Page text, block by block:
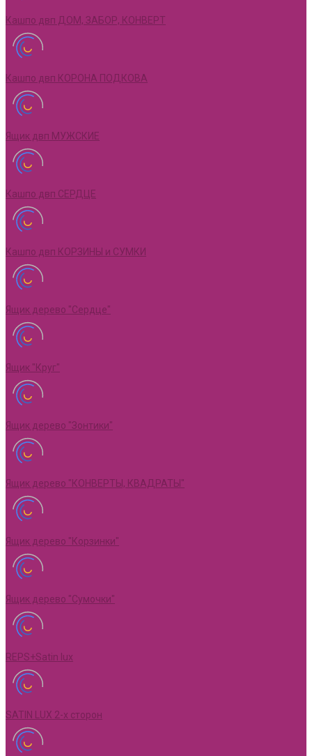
Кашпо двп ДОМ, ЗАБОР, КОНВЕРТ
Кашпо двп КОРОНА ПОДКОВА
Ящик двп МУЖСКИЕ
Кашпо двп СЕРДЦЕ
Кашпо двп КОРЗИНЫ и СУМКИ
Ящик дерево "Сердце"
Ящик "Круг"
Ящик дерево "Зонтики"
Ящик дерево "КОНВЕРТЫ, КВАДРАТЫ"
Ящик дерево "Корзинки"
Ящик дерево "Сумочки"
REPS+Satin lux
SATIN LUX 2-х сторон